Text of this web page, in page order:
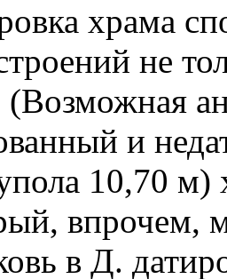
храма
не
(Возможная
и
10,70
впрочем,
в Д.